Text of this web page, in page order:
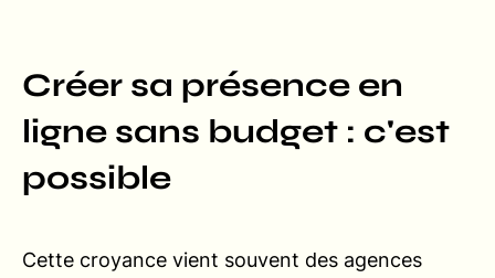
Créer sa présence en
ligne sans budget : c'est
possible
Cette croyance vient souvent des agences